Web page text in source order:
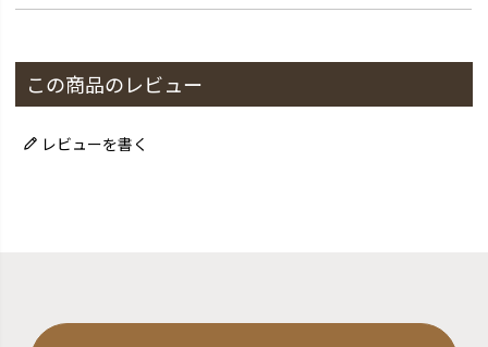
この商品のレビュー
レビューを書く